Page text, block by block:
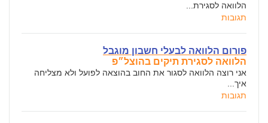
הלוואה לסגירת...
תגובות
פורום הלוואה לבעלי חשבון מוגבל
הלוואה לסגירת תיקים בהוצל״פ
אני רוצה הלוואה לסגור את החוב בהוצאה לפועל ולא מצליחה
איך...
תגובות